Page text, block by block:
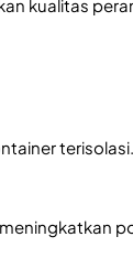
kualitas